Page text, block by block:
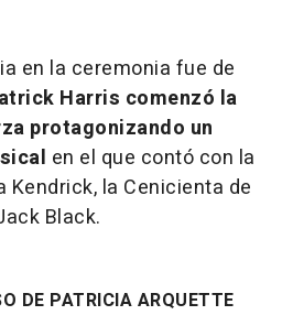
en la ceremonia fue de
Harris comenzó la
protagonizando un
en el que contó con la
Kendrick, la Cenicienta de
Black.
DE PATRICIA ARQUETTE